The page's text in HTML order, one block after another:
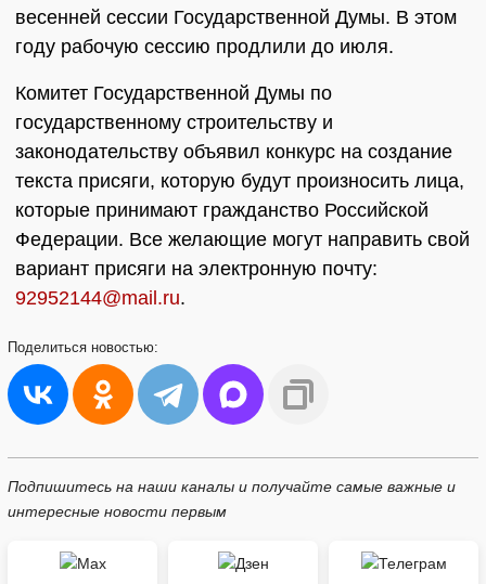
весенней сессии Государственной Думы. В этом
году рабочую сессию продлили до июля.
Комитет Государственной Думы по
государственному строительству и
законодательству объявил конкурс на создание
текста присяги, которую будут произносить лица,
которые принимают гражданство Российской
Федерации. Все желающие могут направить свой
вариант присяги на электронную почту:
92952144@mail.ru.
Поделиться новостью:
Подпишитесь на наши каналы и получайте самые важные и
интересные новости первым